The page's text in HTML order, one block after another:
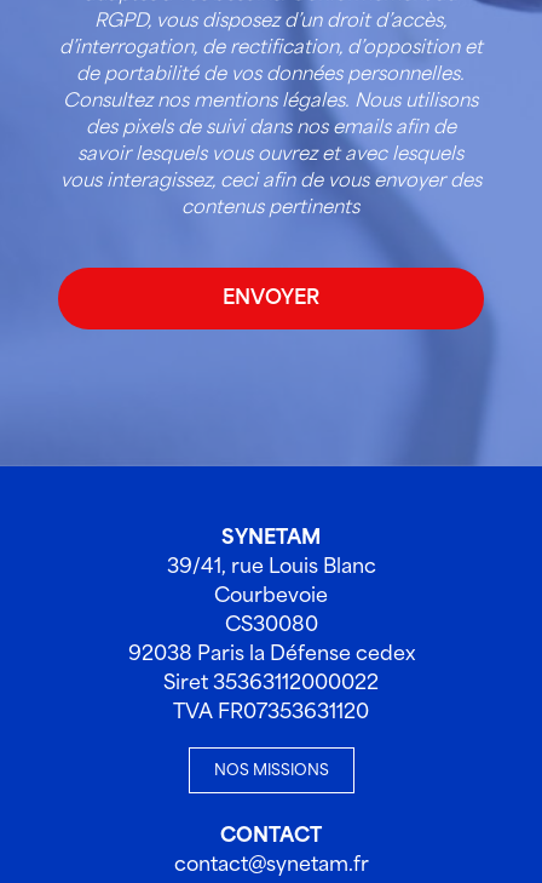
RGPD, vous disposez d’un droit d’accès,
d’interrogation, de rectification, d’opposition et
de portabilité de vos données personnelles.
Consultez nos mentions légales. Nous utilisons
des pixels de suivi dans nos emails afin de
savoir lesquels vous ouvrez et avec lesquels
vous interagissez, ceci afin de vous envoyer des
contenus pertinents
SYNETAM
39/41, rue Louis Blanc
Courbevoie
CS30080
92038 Paris la Défense cedex
Siret 35363112000022
TVA FR07353631120
NOS MISSIONS
CONTACT
contact@synetam.fr